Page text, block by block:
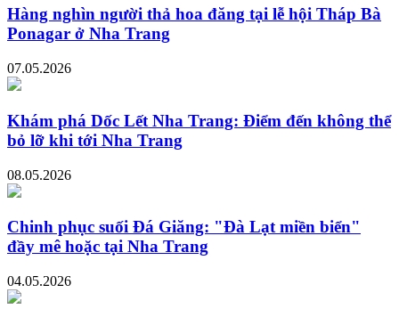
Hàng nghìn người thả hoa đăng tại lễ hội Tháp Bà
Ponagar ở Nha Trang
07.05.2026
Khám phá Dốc Lết Nha Trang: Điểm đến không thể
bỏ lỡ khi tới Nha Trang
08.05.2026
Chinh phục suối Đá Giăng: "Đà Lạt miền biển"
đầy mê hoặc tại Nha Trang
04.05.2026